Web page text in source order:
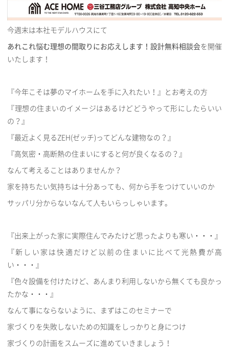
今週末は本社モデルハウスにて
あれこれ悩む理想の間取りにお応えします！設計無料相談会を開催
いたします！
『今年こそは夢のマイホームを手に入れたい！』とお考えの方
『理想の住まいのイメージはあるけどどうやって形にしたらいい
の？』
『最近よく見るZEH(ゼッチ)ってどんな建物なの？』
『高気密・高断熱の住まいにすると何が良くなるの？』
なんて考えることはありませんか？
家を持ちたい気持ちは十分あっても、何から手をつけていいのか
サッパリ分からないなんて人もいらっしゃいます。
『出来上がった家に実際住んでみたけど思ったよりも寒い・・・』
『新しい家は快適だけど以前の住まいに比べて光熱費が高
い・・・』
『色々設備を付けたけど、あんまり利用しないから無くても良かっ
たかな・・・』
なんて事にならないように、まずはこのセミナーで
家づくりを失敗しないための知識をしっかりと身につけ
家づくりの計画をスムーズに進めていきましょう！